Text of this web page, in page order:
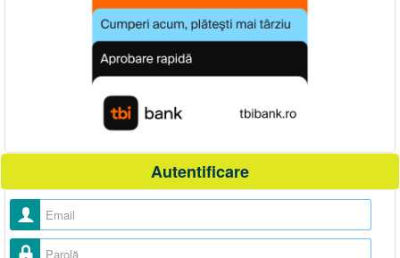
Autentificare
Nume utilizator
Parolă